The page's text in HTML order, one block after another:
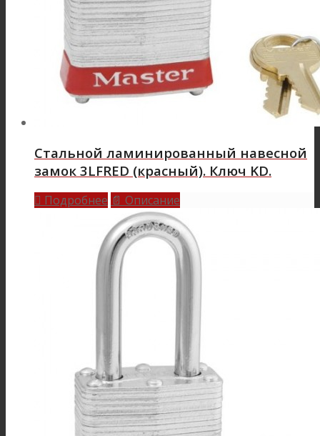
Стальной ламинированный навесной
замок 3LFRED (красный). Ключ KD.
 Подробнее 📄 Описание